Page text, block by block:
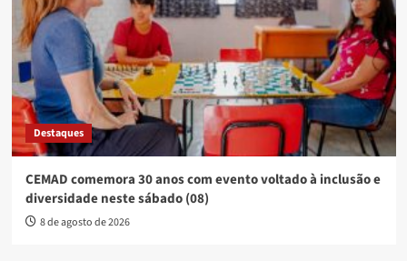
Destaques
CEMAD comemora 30 anos com evento voltado à inclusão e
diversidade neste sábado (08)
8 de agosto de 2026